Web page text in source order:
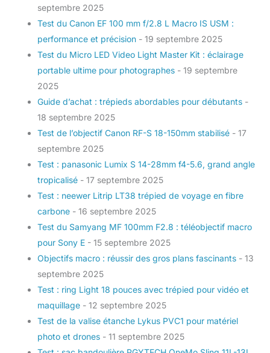
septembre 2025
Test du Canon EF 100 mm f/2.8 L Macro IS USM :
performance et précision - 19 septembre 2025
Test du Micro LED Video Light Master Kit : éclairage
portable ultime pour photographes - 19 septembre
2025
Guide d’achat : trépieds abordables pour débutants -
18 septembre 2025
Test de l’objectif Canon RF-S 18-150mm stabilisé - 17
septembre 2025
Test : panasonic Lumix S 14-28mm f4-5.6, grand angle
tropicalisé - 17 septembre 2025
Test : neewer Litrip LT38 trépied de voyage en fibre
carbone - 16 septembre 2025
Test du Samyang MF 100mm F2.8 : téléobjectif macro
pour Sony E - 15 septembre 2025
Objectifs macro : réussir des gros plans fascinants - 13
septembre 2025
Test : ring Light 18 pouces avec trépied pour vidéo et
maquillage - 12 septembre 2025
Test de la valise étanche Lykus PVC1 pour matériel
photo et drones - 11 septembre 2025